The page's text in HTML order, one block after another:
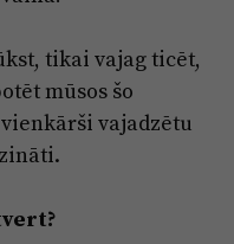
tikai vajag ticēt,
mūsos šo
vajadzētu